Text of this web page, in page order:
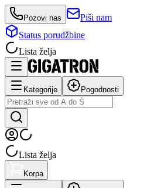
Pozovi nas
Piši nam
Status porudžbine
Lista želja
Kategorije Pogodnosti
Lista želja
Korpa